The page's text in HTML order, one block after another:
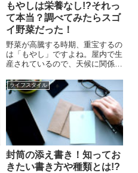
もやしは栄養なし!?それっ
て本当？調べてみたらスゴ
イ野菜だった！
野菜が高騰する時期、重宝するの
は「もやし」ですよね。屋内で生
産されているので、天候に関係な
変わらず￥10～￥50ほどで買え
ます。「カサ増しには便利だけ
ど、栄養価は期待できないでし
ょ…」と思っていませんか？実
ライフスタイル
封筒の添え書き！知ってお
きたい書き方や種類とは!?